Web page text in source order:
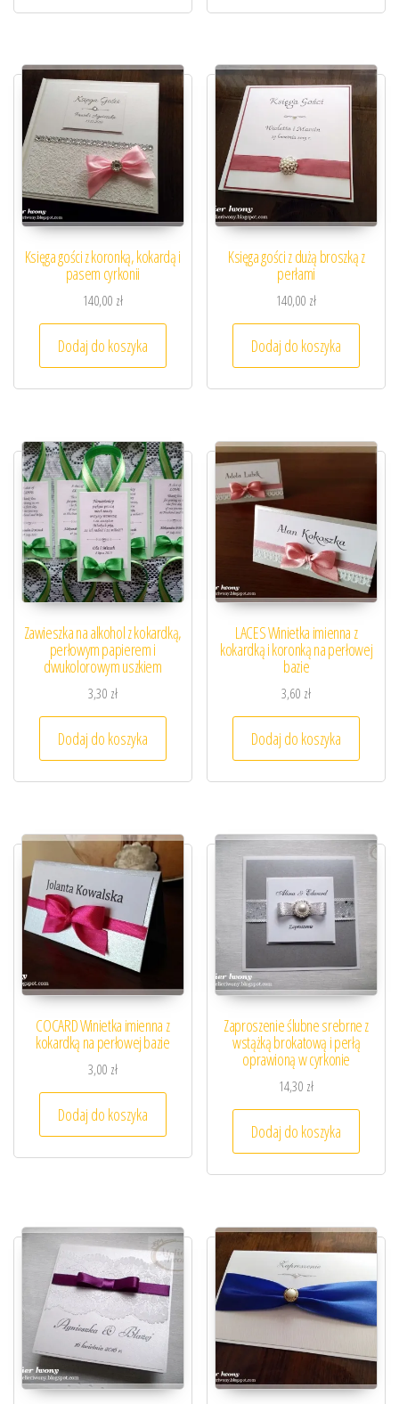
Księga gości z koronką, kokardą i
pasem cyrkonii
140,00 zł
Dodaj do koszyka
Księga gości z dużą broszką z
perłami
140,00 zł
Dodaj do koszyka
Zawieszka na alkohol z kokardką,
perłowym papierem i
dwukolorowym uszkiem
3,30 zł
Dodaj do koszyka
LACES Winietka imienna z
kokardką i koronką na perłowej
bazie
3,60 zł
Dodaj do koszyka
COCARD Winietka imienna z
kokardką na perłowej bazie
3,00 zł
Dodaj do koszyka
Zaproszenie ślubne srebrne z
wstążką brokatową i perłą
oprawioną w cyrkonie
14,30 zł
Dodaj do koszyka